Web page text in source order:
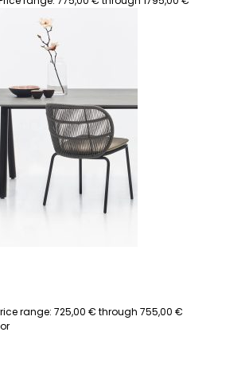
range: 725,00 € through 755,00 €